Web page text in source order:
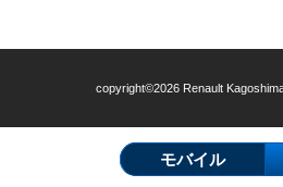
copyright©2026 Renault
モバイル